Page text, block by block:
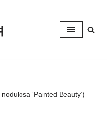
‘Painted Beauty’)